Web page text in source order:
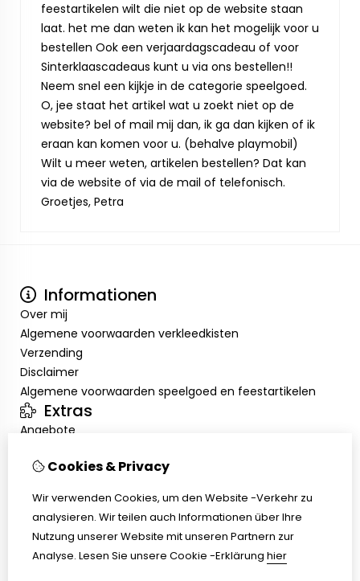
feestartikelen wilt die niet op de website staan
laat. het me dan weten ik kan het mogelijk voor u
bestellen Ook een verjaardagscadeau of voor
Sinterklaascadeaus kunt u via ons bestellen!!
Neem snel een kijkje in de categorie speelgoed.
O, jee staat het artikel wat u zoekt niet op de
website? bel of mail mij dan, ik ga dan kijken of ik
eraan kan komen voor u. (behalve playmobil)
Wilt u meer weten, artikelen bestellen? Dat kan
via de website of via de mail of telefonisch.
Groetjes, Petra
Informationen
Over mij
Algemene voorwaarden verkleedkisten
Verzending
Disclaimer
Algemene voorwaarden speelgoed en feestartikelen
Extras
Angebote
Inloggen
Kundenservice
Retouren
Cookies & Privacy
Wir verwenden Cookies, um den Website -Verkehr zu
analysieren. Wir teilen auch Informationen über Ihre
Nutzung unserer Website mit unseren Partnern zur
Analyse. Lesen Sie unsere Cookie -Erklärung hier